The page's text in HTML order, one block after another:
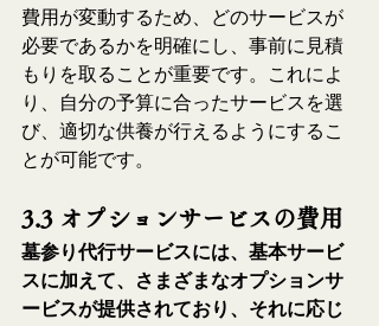
費用が変動するため、どのサービスが
必要であるかを明確にし、事前に見積
もりを取ることが重要です。これによ
り、自分の予算に合ったサービスを選
び、適切な供養が行えるようにするこ
とが可能です。
3.3 オプションサービスの費用
墓参り代行サービスには、基本サービ
スに加えて、さまざまなオプションサ
ービスが提供されており、それに応じ